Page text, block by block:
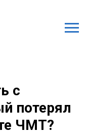
с
потерял
ЧМТ?